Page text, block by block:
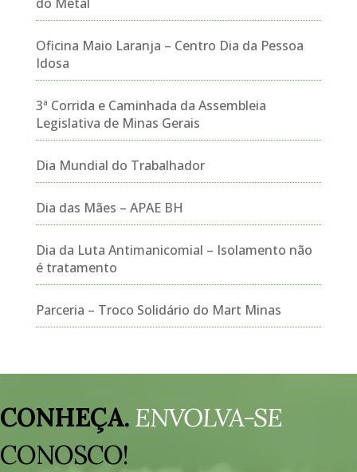
Oficina Maio Laranja – Centro Dia da Pessoa
Idosa
3ª Corrida e Caminhada da Assembleia
Legislativa de Minas Gerais
Dia Mundial do Trabalhador
Dia das Mães – APAE BH
Dia da Luta Antimanicomial – Isolamento não
é tratamento
Parceria – Troco Solidário do Mart Minas
de
vídeo
CONHEÇA.ENVOLVA-SE
CONOSCO!